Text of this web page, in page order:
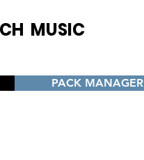
MUSIC
PACK MANAGER